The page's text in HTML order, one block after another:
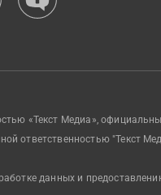
«Текст Медиа»,
ответственностью "Текст
данных и